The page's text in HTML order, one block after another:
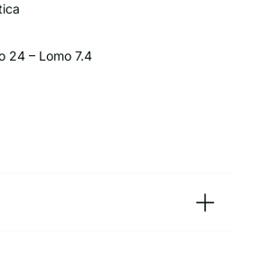
24 – Lomo 7.4